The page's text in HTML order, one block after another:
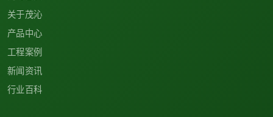
关于茂沁
产品中心
工程案例
新闻资讯
行业百科